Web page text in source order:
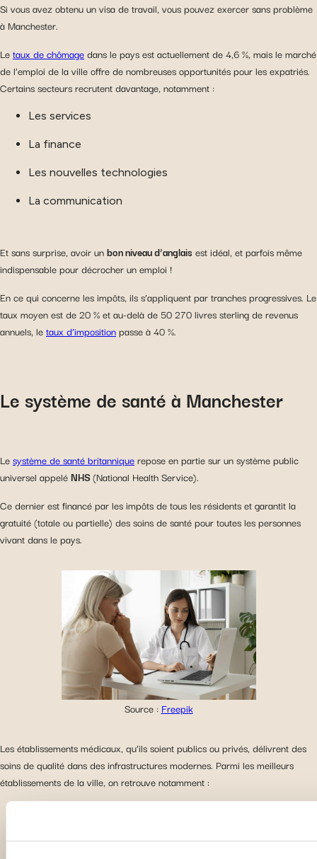
Si vous avez obtenu un visa de travail, vous pouvez exercer sans problème
à Manchester.
Letaux de chômagedans le pays est actuellement de 4,6 %, mais le marché
de l’emploi de la ville offre de nombreuses opportunités pour les expatriés.
Certains secteurs recrutent davantage, notamment :
Les services
La finance
Les nouvelles technologies
La communication
Et sans surprise, avoir unbon niveau d’anglais est idéal, et parfois même
indispensable pour décrocher un emploi !
En ce qui concerne les impôts, ils s’appliquent par tranches progressives. Le
taux moyen est de 20 % et au-delà de 50 270 livres sterling de revenus
annuels, letaux d’impositionpasse à 40 %.
Le système de santé à Manchester
Lesystème de santé britanniquerepose en partie sur un système public
universel appeléNHS(National Health Service).
Ce dernier est financé par les impôts de tous les résidents et garantit la
gratuité (totale ou partielle) des soins de santé pour toutes les personnes
vivant dans le pays.
Source : Freepik
Les établissements médicaux, qu’ils soient publics ou privés, délivrent des
soins de qualité dans des infrastructures modernes. Parmi les meilleurs
établissements de la ville, on retrouve notamment :
Manchester Royal Infirmary